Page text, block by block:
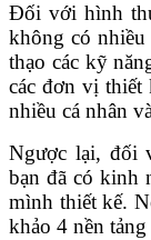
Đối với hình
không có
thạo các kỹ
các đơn vị thiết
nhiều cá nhân
Ngược lại, đối
bạn đã có kinh
mình thiết kế.
khảo 4 nền